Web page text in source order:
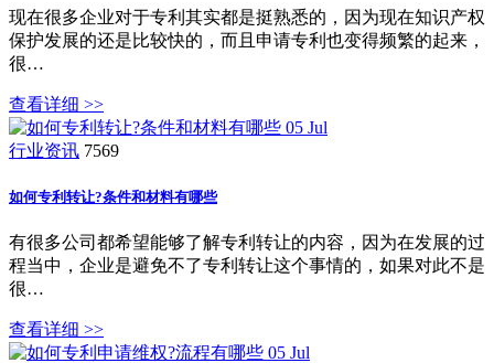
现在很多企业对于专利其实都是挺熟悉的，因为现在知识产权
保护发展的还是比较快的，而且申请专利也变得频繁的起来，
很…
查看详细 >>
05 Jul
行业资讯 7569
如何专利转让?条件和材料有哪些
有很多公司都希望能够了解专利转让的内容，因为在发展的过
程当中，企业是避免不了专利转让这个事情的，如果对此不是
很…
查看详细 >>
05 Jul